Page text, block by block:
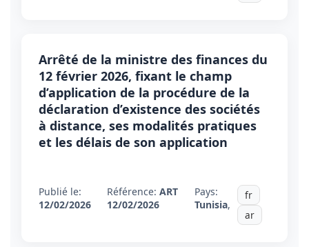
Arrêté de la ministre des finances du
12 février 2026, fixant le champ
d’application de la procédure de la
déclaration d’existence des sociétés
à distance, ses modalités pratiques
et les délais de son application
Publié le:
12/02/2026
Référence: ART
12/02/2026
Pays:
Tunisia,
fr
ar